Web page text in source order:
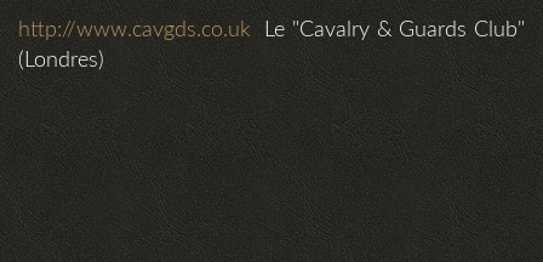
http://www.cavgds.co.uk Le "Cavalry & Guards Club"
(Londres)